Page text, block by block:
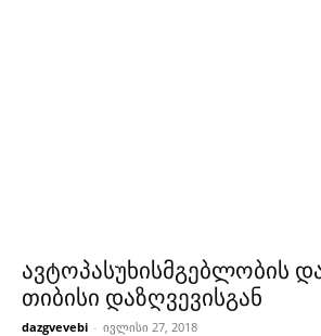
ავტოპასუხისმგებლობის
თიბისი დაზღვევისგან
dazgvevebi - ივლისი 27, 2018